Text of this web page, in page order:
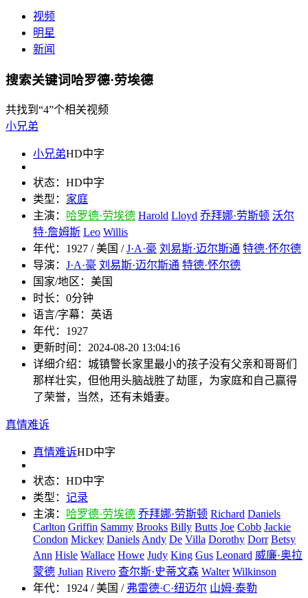
视频
明星
新闻
搜索关键词哈罗德·劳埃德
共找到 “4”个相关视频
小兄弟
小兄弟HD中字
状态： HD中字
类型： 家庭
主演： 哈罗德·劳埃德 Harold Lloyd 乔拜娜·劳斯顿 沃尔
特·詹姆斯 Leo Willis
年代： 1927 / 美国 /J·A·豪 刘易斯·迈尔斯通 特德·怀尔德
导演： J·A·豪 刘易斯·迈尔斯通 特德·怀尔德
国家/地区： 美国
时长： 0分钟
语言/字幕： 英语
年代： 1927
更新时间： 2024-08-20 13:04:16
详细介绍： 城镇警长家里最小的孩子没有父亲和哥哥们
那样壮实，但他用头脑战胜了劫匪，为家庭和自己赢得
了荣誉，当然，还有未婚妻。
真情难诉
真情难诉HD中字
状态： HD中字
类型： 记录
主演： 哈罗德·劳埃德 乔拜娜·劳斯顿 Richard Daniels
Carlton Griffin Sammy Brooks Billy Butts Joe Cobb Jackie
Condon Mickey DanielsAndy De Villa Dorothy Dorr Betsy
Ann Hisle Wallace Howe Judy King Gus Leonard 威廉·奥拉
蒙德 Julian Rivero 查尔斯·史蒂文森 Walter Wilkinson
年代： 1924 / 美国 / 弗雷德·C·纽迈尔 山姆·泰勒